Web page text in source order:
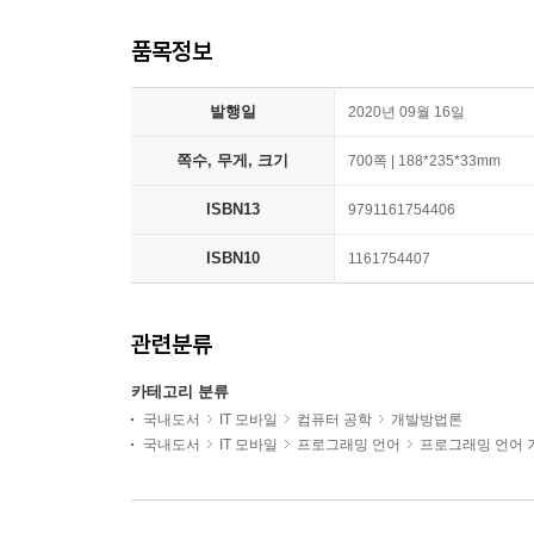
품목정보
발행일 2020년 09월 16일
쪽수, 무게, 크기 700쪽 | 188*235*33mm
ISBN13 9791161754406
ISBN10 1161754407
관련분류
카테고리 분류
국내도서 IT 모바일 컴퓨터 공학
개발방법론
국내도서
IT 모바일 프로그래밍 언어 프로그래밍 언어